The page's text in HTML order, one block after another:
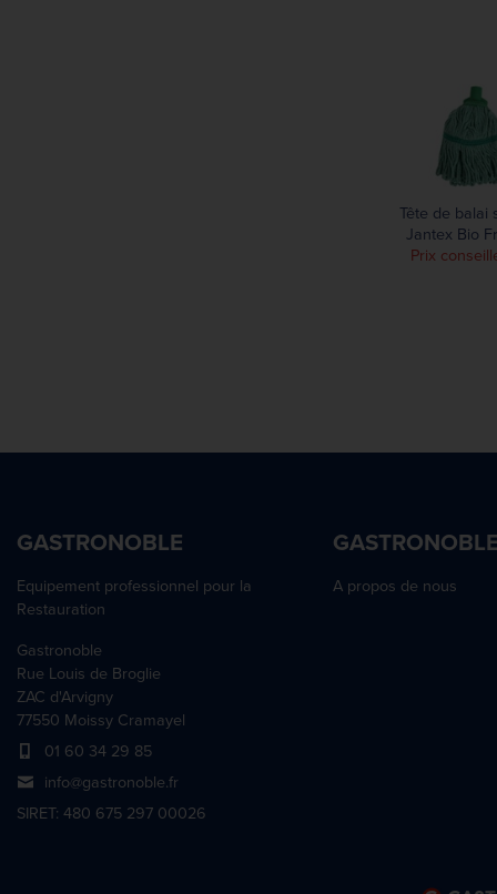
Tête de balai
Jantex Bio
Prix
GASTRONOBLE
Equipement professionnel pour la
Restauration
Gastronoble
Rue Louis de Broglie
ZAC d'Arvigny
77550 Moissy Cramayel
01 60 34 29 85
info@gastronoble.fr
SIRET: 480 675 297 00026
A propos de nous